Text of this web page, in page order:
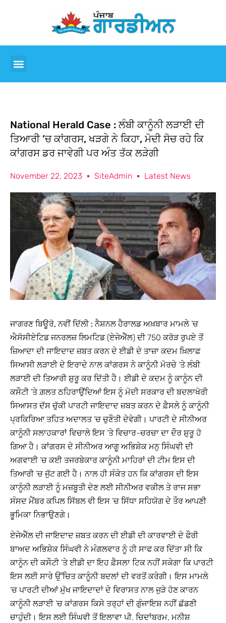
National Herald Case : ਲੰਬੀ ਕਾਨੂੰਨੀ ਲੜਾਈ ਦੀ
ਤਿਆਰੀ ’ਚ ਕਾਂਗਰਸ, ਖੜਗੇ ਨੇ ਕਿਹਾ, ਮੋਦੀ ਸੋਚ ਰਹੇ ਕਿ
ਕਾਂਗਰਸ ਡਰ ਜਾਵੇਗੀ ਪਰ ਅੰਤ ਤੱਕ ਲੜੇਗੀ
November 22, 2023 SiteAdmin Latest News
ਜਾਗਰਣ ਬਿਊਰੋ, ਨਵੀਂ ਦਿੱਲੀ :ਨੈਸ਼ਨਲ ਹੈਰਾਲਡ ਅਖ਼ਬਾਰ ਮਾਮਲੇ ’ਚ
ਐਸੋਸੀਏਟਿਡ ਜਨਰਲਜ਼ ਲਿਮਟਿਡ (ਏਜੇਐੱਲ) ਦੀ 750 ਕਰੋੜ ਰੁਪਏ ਤੋਂ
ਜ਼ਿਆਦਾ ਦੀ ਜਾਇਦਾਦ ਜ਼ਬਤ ਕਰਨ ਦੇ ਈਡੀ ਦੇ ਤਾਜ਼ਾ ਕਦਮ ਖ਼ਿਲਾਫ਼
ਸਿਆਸੀ ਲੜਾਈ ਦੇ ਇਰਾਦੇ ਨਾਲ ਕਾਂਗਰਸ ਨੇ ਕਾਨੂੰਨੀ ਮੋਰਚੇ ’ਤੇ ਲੰਬੀ
ਲੜਾਈ ਦੀ ਤਿਆਰੀ ਸ਼ੁਰੂ ਕਰ ਦਿੱਤੀ ਹੈ। ਈਡੀ ਦੇ ਕਦਮ ਨੂੰ ਕਾਨੂੰਨ ਦੀ
ਕਸੌਟੀ ’ਤੇ ਗ਼ਲਤ ਠਹਿਰਾਉਂਦਿਆਂ ਇਸ ਨੂੰ ਮੋਦੀ ਸਰਕਾਰ ਦੀ ਬਦਲਾਖੋਰੀ
ਸਿਆਸਤ ਦੱਸ ਚੁੱਕੀ ਪਾਰਟੀ ਜਾਇਦਾਦ ਜ਼ਬਤ ਕਰਨ ਦੇ ਫ਼ੈਸਲੇ ਨੂੰ ਕਾਨੂੰਨੀ
ਪ੍ਰਕਿਰਿਆ ਤਹਿਤ ਅਦਾਲਤ ’ਚ ਚੁਣੌਤੀ ਦੇਵੇਗੀ। ਪਾਰਟੀ ਦੇ ਸੀਨੀਅਰ
ਕਾਨੂੰਨੀ ਸਲਾਹਕਾਰਾਂ ਵਿਚਾਲੇ ਇਸ ’ਤੇ ਵਿਚਾਰ-ਚਰਚਾ ਦਾ ਦੌਰ ਸ਼ੁਰੂ ਹੋ
ਗਿਆ ਹੈ। ਕਾਂਗਰਸ ਦੇ ਸੀਨੀਅਰ ਆਗੂ ਅਭਿਸ਼ੇਕ ਮਨੁ ਸਿੰਘਵੀ ਦੀ
ਅਗਵਾਈ ’ਚ ਕਈ ਤਜਰਬੇਕਾਰ ਕਾਨੂੰਨੀ ਮਾਹਿਰਾਂ ਦੀ ਟੀਮ ਇਸ ਦੀ
ਤਿਆਰੀ ’ਚ ਜੁੱਟ ਗਈ ਹੈ। ਨਾਲ ਹੀ ਸੰਕੇਤ ਹਨ ਕਿ ਕਾਂਗਰਸ ਦੀ ਇਸ
ਕਾਨੂੰਨੀ ਲੜਾਈ ਨੂੰ ਮਜ਼ਬੂਤੀ ਦੇਣ ਲਈ ਸੀਨੀਅਰ ਵਕੀਲ ਤੇ ਰਾਜ ਸਭਾ
ਸੰਸਦ ਮੈਂਬਰ ਕਪਿਲ ਸਿੱਬਲ ਵੀ ਇਸ ’ਚ ਸਿੱਧਾ ਸਹਿਯੋਗ ਦੇ ਤੌਰ ਆਪਣੀ
ਭੂਮਿਕਾ ਨਿਭਾਉਣਗੇ।
ਏਜੇਐੱਲ ਦੀ ਜਾਇਦਾਦ ਜ਼ਬਤ ਕਰਨ ਦੀ ਈਡੀ ਦੀ ਕਾਰਵਾਈ ਦੇ ਫੌਰੀ
ਬਾਅਦ ਅਭਿਸ਼ੇਕ ਸਿੰਘਵੀ ਨੇ ਮੰਗਲਵਾਰ ਨੂੰ ਹੀ ਸਾਫ ਕਰ ਦਿੱਤਾ ਸੀ ਕਿ
ਕਾਨੂੰਨ ਦੀ ਕਸੌਟੀ ’ਤੇ ਈਡੀ ਦਾ ਇਹ ਫ਼ੈਸਲਾ ਟਿਕ ਨਹੀਂ ਸਕੇਗਾ ਕਿ ਪਾਰਟੀ
ਇਸ ਲਈ ਸਾਰੇ ਉੱਚਿਤ ਕਾਨੂੰਨੀ ਬਦਲਾਂ ਦੀ ਵਰਤੋਂ ਕਰੇਗੀ। ਇਸ ਮਾਮਲੇ
’ਚ ਪਾਰਟੀ ਦੀਆਂ ਮੁੱਖ ਜਾਇਦਾਦਾਂ ਦੇ ਵਿਰਾਸਤ ਨਾਲ ਜੁੜੇ ਹੋਣ ਕਾਰਨ
ਕਾਨੂੰਨੀ ਲੜਾਈ ’ਚ ਕਾਂਗਰਸ ਕਿਸੇ ਤਰ੍ਹਾਂ ਦੀ ਗੁੰਜਾਇਸ਼ ਨਹੀਂ ਛੱਡਣੀ
ਚਾਹੁੰਦੀ। ਇਸ ਲਈ ਸਿੰਘਵੀ ਤੋਂ ਇਲਾਵਾ ਪੀ. ਚਿਦਾਂਬਰਮ, ਮਨੀਸ਼